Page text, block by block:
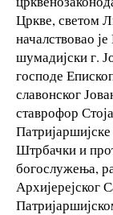
Цркве, светом
началствовао
шумадијски г.
господе
славонског
ставрофор
Штрбачки и
богослужења,
Архијерејског